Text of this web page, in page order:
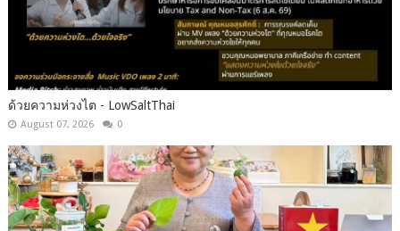
ด้วยความห่วงไต - LowSaltThai
August 07, 2026 0